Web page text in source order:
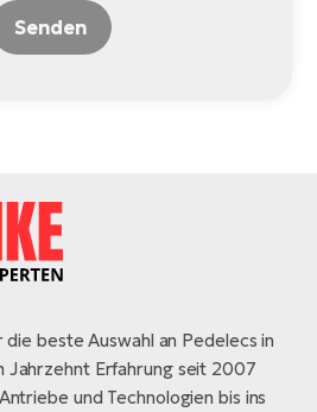
Senden
beste Auswahl an Pedelecs in
Jahrzehnt Erfahrung seit 2007
und Technologien bis ins